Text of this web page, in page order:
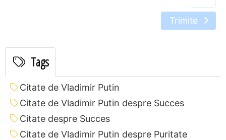
Trimite
Tags
Citate de Vladimir Putin
Citate de Vladimir Putin despre Succes
Citate despre Succes
Citate de Vladimir Putin despre Puritate